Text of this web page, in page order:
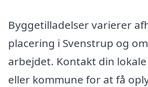
Byggetilladelser varierer
placering i Svenstrup og
arbejdet. Kontakt din
eller kommune for at få